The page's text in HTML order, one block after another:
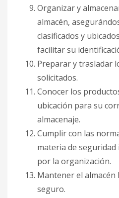
Organizar y
almacén,
clasificados y
facilitar su
Preparar y trasladar
solicitados.
Conocer los
ubicación para su
almacenaje.
Cumplir con las
materia de
por la organización.
Mantener el
seguro.